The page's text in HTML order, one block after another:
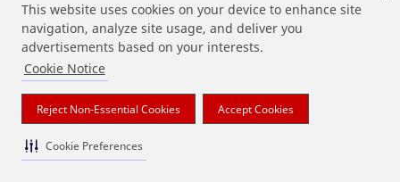
This website uses cookies on your device to enhance site
navigation, analyze site usage, and deliver you
advertisements based on your interests.
Cookie Notice
Reject Non-Essential Cookies Accept Cookies
Cookie Preferences